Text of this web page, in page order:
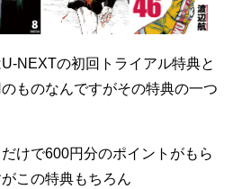
NEXTの初回トライアル特典と
ものなんですがその特典の一つ
けで600円分のポイントがもら
この特典もちろん